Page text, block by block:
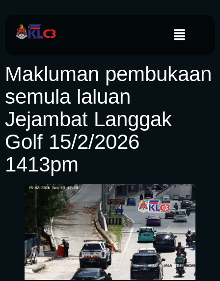
Makluman pembukaan
semula laluan
Jejambat Langgak
Golf 15/2/2026
1413pm